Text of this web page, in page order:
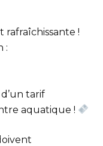
rafraîchissante !
:
tarif
aquatique !